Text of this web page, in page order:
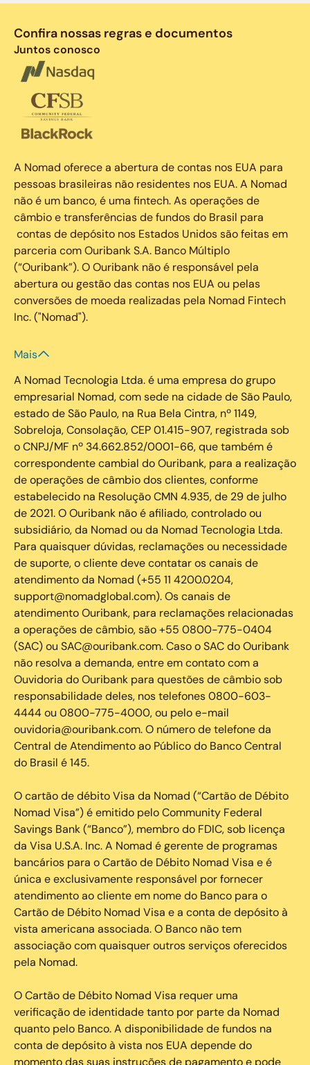
Confira nossas regras e documentos
Juntos conosco
A Nomad oferece a abertura de contas nos EUA para
pessoas brasileiras não residentes nos EUA. A Nomad
não é um banco, é uma fintech. As operações de
câmbio e transferências de fundos do Brasil para
contas de depósito nos Estados Unidos são feitas em
parceria com Ouribank S.A. Banco Múltiplo
(“Ouribank”). O Ouribank não é responsável pela
abertura ou gestão das contas nos EUA ou pelas
conversões de moeda realizadas pela Nomad Fintech
Inc. ("Nomad").
Mais
A Nomad Tecnologia Ltda. é uma empresa do grupo
empresarial Nomad, com sede na cidade de São Paulo,
estado de São Paulo, na Rua Bela Cintra, nº 1149,
Sobreloja, Consolação, CEP 01.415-907, registrada sob
o CNPJ/MF nº 34.662.852/0001-66, que também é
correspondente cambial do Ouribank, para a realização
de operações de câmbio dos clientes, conforme
estabelecido na Resolução CMN 4.935, de 29 de julho
de 2021. O Ouribank não é afiliado, controlado ou
subsidiário, da Nomad ou da Nomad Tecnologia Ltda.
Para quaisquer dúvidas, reclamações ou necessidade
de suporte, o cliente deve contatar os canais de
atendimento da Nomad (+55 11 4200.0204,
support@nomadglobal.com). Os canais de
atendimento Ouribank, para reclamações relacionadas
a operações de câmbio, são +55 0800-775-0404
(SAC) ou SAC@ouribank.com. Caso o SAC do Ouribank
não resolva a demanda, entre em contato com a
Ouvidoria do Ouribank para questões de câmbio sob
responsabilidade deles, nos telefones 0800-603-
4444 ou 0800-775-4000, ou pelo e-mail
ouvidoria@ouribank.com. O número de telefone da
Central de Atendimento ao Público do Banco Central
do Brasil é 145.
O cartão de débito Visa da Nomad (“Cartão de Débito
Nomad Visa”) é emitido pelo Community Federal
Savings Bank (“Banco”), membro do FDIC, sob licença
da Visa U.S.A. Inc. A Nomad é gerente de programas
bancários para o Cartão de Débito Nomad Visa e é
única e exclusivamente responsável por fornecer
atendimento ao cliente em nome do Banco para o
Cartão de Débito Nomad Visa e a conta de depósito à
vista americana associada. O Banco não tem
associação com quaisquer outros serviços oferecidos
pela Nomad.
O Cartão de Débito Nomad Visa requer uma
verificação de identidade tanto por parte da Nomad
quanto pelo Banco. A disponibilidade de fundos na
conta de depósito à vista nos EUA depende do
momento das suas instruções de pagamento e pode